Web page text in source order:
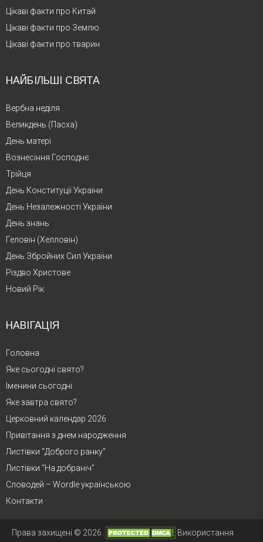
Цікаві факти про Китай
Цікаві факти про Землю
Цікаві факти про тварин
НАЙБІЛЬШІ СВЯТА
Вербна неділя
Великдень (Пасха)
День матері
Вознесіння Господнє
Трійця
День Конституції України
День Незалежності України
День знань
Геловін (Хелловін)
День Збройних Сил України
Різдво Христове
Новий Рік
НАВІГАЦІЯ
Головна
Яке сьогодні свято?
Іменини сьогодні
Яке завтра свято?
Церковний календар 2026
Привітання з днем народження
Листівки “Доброго ранку”
Листівки “На добраніч”
Словодей – Wordle українською
Контакти
Права захищені © 2026. Використання